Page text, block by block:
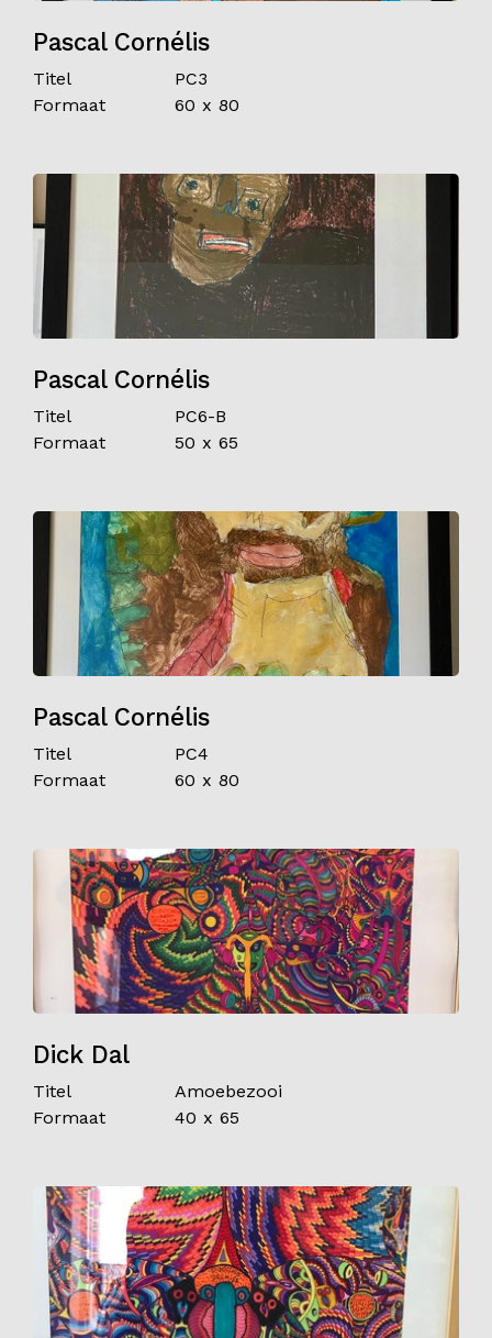
Pascal Cornélis
Titel
PC3
Formaat
60 x 80
Pascal Cornélis
Titel
PC6-B
Formaat
50 x 65
Pascal Cornélis
Titel
PC4
Formaat
60 x 80
Dick Dal
Titel
Amoebezooi
Formaat
40 x 65